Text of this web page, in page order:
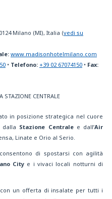
Milano (MI), Italia (vedi su
www.madisonhotelmilano.com
• Telefono: +39 02 67074150 • Fax:
STAZIONE CENTRALE
in posizione strategica nel cuore
dalla Stazione Centralee dall’Air
Linate e Orio al Serio.
consentono di spostarsi con agilità
City e i vivaci locali notturni di
un offerta di insalate per tutti i